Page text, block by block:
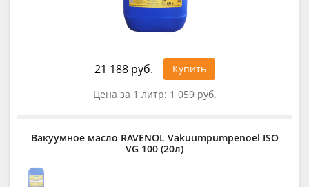
21 188 руб.
Купить
Цена за 1 литр: 1 059 руб.
Вакуумное масло RAVENOL Vakuumpumpenoel ISO
VG 100 (20л)